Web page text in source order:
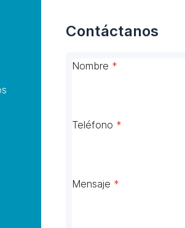
Contáctanos
Nombre *
Teléfono *
Mensaje *